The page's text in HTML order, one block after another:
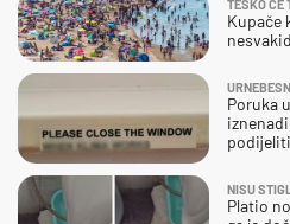
TEŠKO ĆE
Kupače
Poruka
podijeliti
NISU
Platio